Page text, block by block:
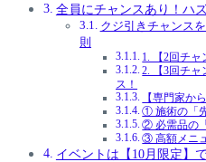
全員にチャンスあり！ハ
クジ引きチャンス
則
1. 【2回チャ
2. 【3回チャ
ス！
【専門家か
① 施術の「
② 必需品の
③ 高額メニ
イベントは【10月限定】